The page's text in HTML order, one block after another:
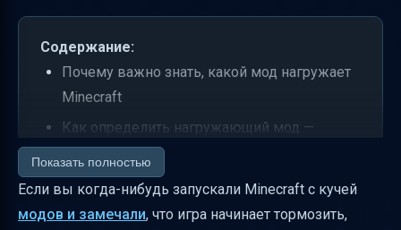
Содержание:
Почему важно знать, какой мод нагружает
Minecraft
Как определить нагружающий мод —
практические советы
Структура списка версий Minecraft для
модов и API
Показать полностью
Если вы когда-нибудь запускали Minecraft с кучей
модов и замечали, что игра начинает тормозить,